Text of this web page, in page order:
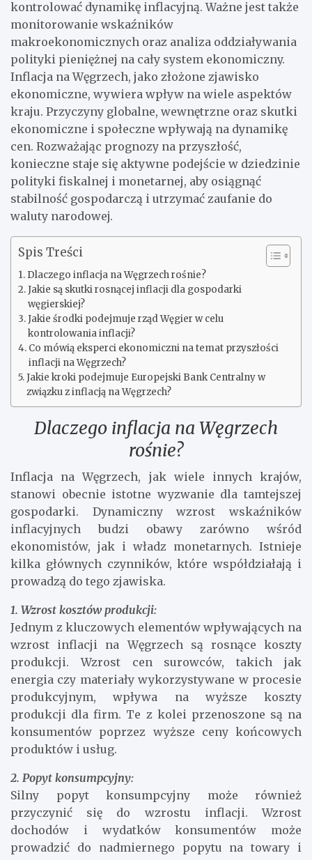
kontrolować dynamikę inflacyjną. Ważne jest także
monitorowanie wskaźników
makroekonomicznych oraz analiza oddziaływania
polityki pieniężnej na cały system ekonomiczny.
Inflacja na Węgrzech, jako złożone zjawisko
ekonomiczne, wywiera wpływ na wiele aspektów
kraju. Przyczyny globalne, wewnętrzne oraz skutki
ekonomiczne i społeczne wpływają na dynamikę
cen. Rozważając prognozy na przyszłość,
konieczne staje się aktywne podejście w dziedzinie
polityki fiskalnej i monetarnej, aby osiągnąć
stabilność gospodarczą i utrzymać zaufanie do
waluty narodowej.
Spis Treści
Dlaczego inflacja na Węgrzech rośnie?
Jakie są skutki rosnącej inflacji dla gospodarki
węgierskiej?
Jakie środki podejmuje rząd Węgier w celu
kontrolowania inflacji?
Co mówią eksperci ekonomiczni na temat przyszłości
inflacji na Węgrzech?
Jakie kroki podejmuje Europejski Bank Centralny w
związku z inflacją na Węgrzech?
Dlaczego inflacja na Węgrzech
rośnie?
Inflacja na Węgrzech, jak wiele innych krajów,
stanowi obecnie istotne wyzwanie dla tamtejszej
gospodarki. Dynamiczny wzrost wskaźników
inflacyjnych budzi obawy zarówno wśród
ekonomistów, jak i władz monetarnych. Istnieje
kilka głównych czynników, które współdziałają i
prowadzą do tego zjawiska.
1. Wzrost kosztów produkcji:
Jednym z kluczowych elementów wpływających na
wzrost inflacji na Węgrzech są rosnące koszty
produkcji. Wzrost cen surowców, takich jak
energia czy materiały wykorzystywane w procesie
produkcyjnym, wpływa na wyższe koszty
produkcji dla firm. Te z kolei przenoszone są na
konsumentów poprzez wyższe ceny końcowych
produktów i usług.
2. Popyt konsumpcyjny:
Silny popyt konsumpcyjny może również
przyczynić się do wzrostu inflacji. Wzrost
dochodów i wydatków konsumentów może
prowadzić do nadmiernego popytu na towary i